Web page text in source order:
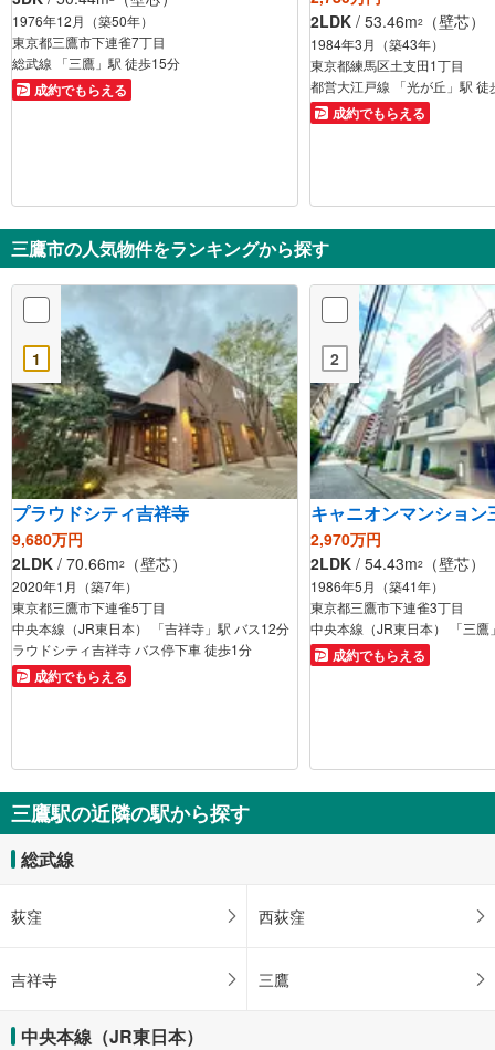
1976年12月（築50年）
東京都三鷹市下連雀7丁目
総武線 「三鷹」駅 徒歩15分
成約でもらえる
2LDK / 53.46m2 （壁芯）
1984年3月（築43年）
東京都練馬区土支田1丁目
都営大江戸線 「光が丘」駅 徒
成約でもらえる
三鷹市の人気物件をランキングから探す
1
プラウドシティ吉祥寺
9,680万円
2LDK / 70.66m2 （壁芯）
2020年1月（築7年）
東京都三鷹市下連雀5丁目
中央本線（JR東日本） 「吉祥寺」駅 バス12分
ラウドシティ吉祥寺 バス停下車 徒歩1分
成約でもらえる
2
キャニオンマンション
2,970万円
2LDK / 54.43m2 （壁芯）
1986年5月（築41年）
東京都三鷹市下連雀3丁目
中央本線（JR東日本） 「三鷹
成約でもらえる
三鷹駅の近隣の駅から探す
総武線
荻窪 西荻窪
吉祥寺 三鷹
中央本線（JR東日本）